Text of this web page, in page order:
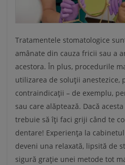
Tratamentele stomatologice
amânate din cauza fricii sau a
acestora. În plus, procedurile
utilizarea de soluții anestezice,
contraindicații – de exemplu,
sau care alăptează. Dacă
trebuie să îți faci griji când te
dentare! Experiența la
deveni una relaxată, lipsită de
sigură grație unei metode tot